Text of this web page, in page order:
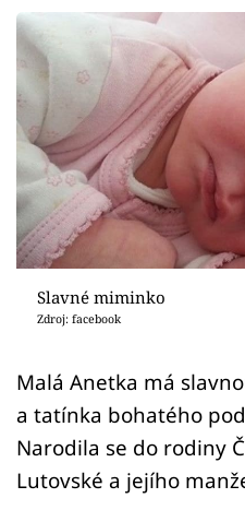
Showbyznys
Youtubeři
Virály
Sex a vztahy
Videa
Sledujte prima+
Přihlášení
Sledujte nás
Slavné miminko
Zdroj: facebook
Malá Anetka má
a tatínka bohatého
Narodila se do rodiny
Lutovské a jejího